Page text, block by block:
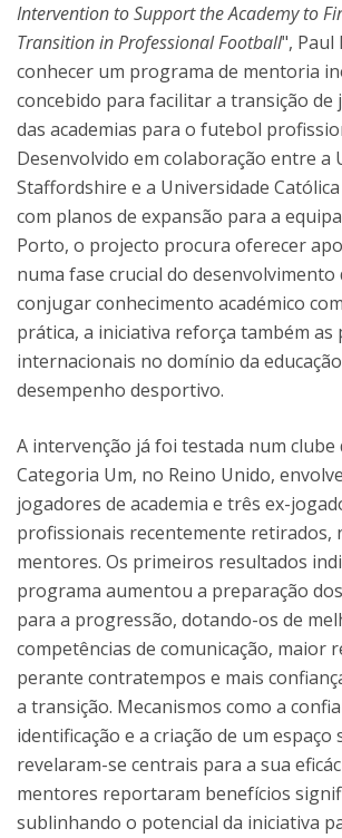
Intervention to Support the Academy to
Transition in Professional Football", Paul
conhecer um programa de mentoria
concebido para facilitar a transição de
das academias para o futebol
Desenvolvido em colaboração entre a
Staffordshire e a Universidade
com planos de expansão para a
Porto, o projecto procura oferecer
numa fase crucial do desenvolvimento
conjugar conhecimento académico
prática, a iniciativa reforça também as
internacionais no domínio da
desempenho desportivo.
A intervenção já foi testada num clube
Categoria Um, no Reino Unido,
jogadores de academia e três ex-
profissionais recentemente retirados,
mentores. Os primeiros resultados
programa aumentou a preparação
para a progressão, dotando-os de
competências de comunicação, maior
perante contratempos e mais
a transição. Mecanismos como a
identificação e a criação de um espaço
revelaram-se centrais para a sua
mentores reportaram benefícios
sublinhando o potencial da iniciativa